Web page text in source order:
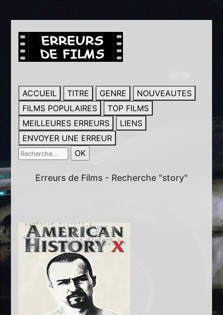
ACCUEIL TITRE GENRE
NOUVEAUTES
FILMS POPULAIRES
TOP FILMS
MEILLEURES ERREURS
LIENS
ENVOYER UNE ERREUR
Erreurs de Films - Recherche "story"